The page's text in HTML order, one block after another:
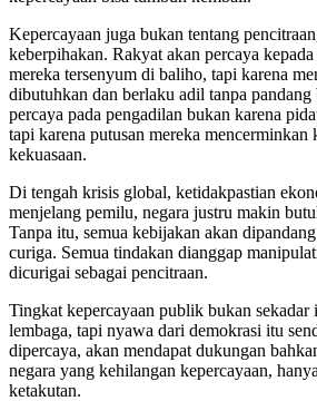
Kepercayaan juga bukan tentang
keberpihakan. Rakyat akan percaya
mereka tersenyum di baliho, tapi karena
dibutuhkan dan berlaku adil tanpa
percaya pada pengadilan bukan karena
tapi karena putusan mereka mencerminkan
kekuasaan.
Di tengah krisis global, ketidakpastian
menjelang pemilu, negara justru makin
Tanpa itu, semua kebijakan akan
curiga. Semua tindakan dianggap
dicurigai sebagai pencitraan.
Tingkat kepercayaan publik bukan sekadar
lembaga, tapi nyawa dari demokrasi itu
dipercaya, akan mendapat dukungan
negara yang kehilangan kepercayaan,
ketakutan.